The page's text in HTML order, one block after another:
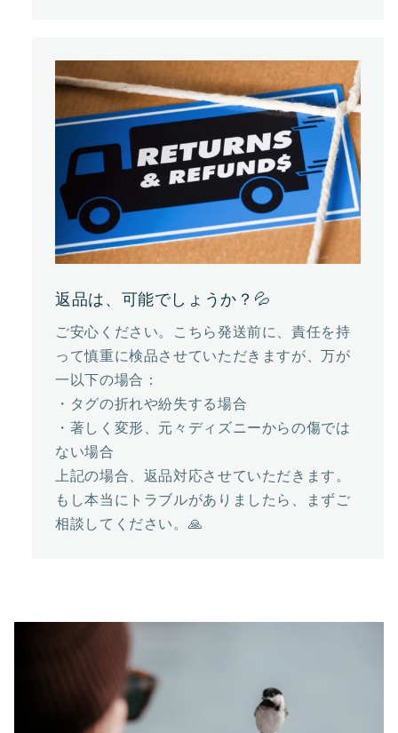
返品は、可能でしょうか？💦
ご安心ください。こちら発送前に、責任を持
って慎重に検品させていただきますが、万が
一以下の場合：
・タグの折れや紛失する場合
・著しく変形、元々ディズニーからの傷では
ない場合
上記の場合、返品対応させていただきます。
もし本当にトラブルがありましたら、まずご
相談してください。🙏